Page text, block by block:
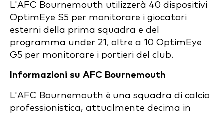
L'AFC Bournemouth utilizzerà 40 dispositivi
OptimEye S5 per monitorare i giocatori
esterni della prima squadra e del
programma under 21, oltre a 10 OptimEye
G5 per monitorare i portieri del club.
Informazioni su AFC Bournemouth
L'AFC Bournemouth è una squadra di calcio
professionistica, attualmente decima in